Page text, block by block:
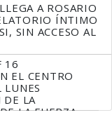
A ROSARIO
ÍNTIMO
SIN ACCESO AL
16
EL CENTRO
LUNES
DE LA
LA FUERZA